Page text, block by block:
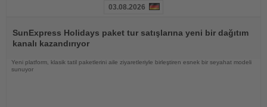
Oku
03.08.2026
SunExpress Holidays paket tur satışlarına yeni bir dağıtım
kanalı kazandırıyor
Yeni platform, klasik tatil paketlerini aile ziyaretleriyle birleştiren esnek bir seyahat modeli
sunuyor